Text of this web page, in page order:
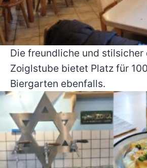
Die freundliche und
Zoiglstube bietet Platz für
Biergarten ebenfalls.